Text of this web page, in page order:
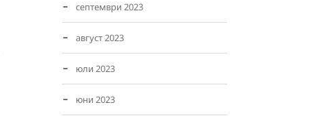
септември 2023
август 2023
юли 2023
юни 2023